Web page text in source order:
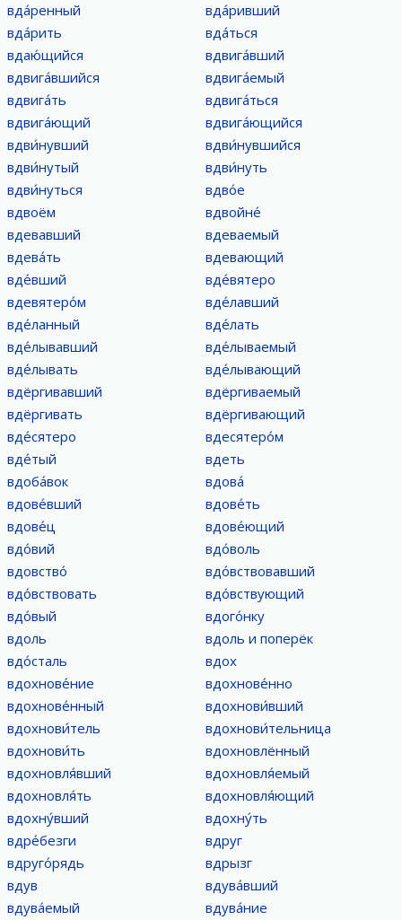
вда́ренный
вда́ривший
вда́рить
вда́ться
вдаю́щийся
вдвига́вший
вдвига́вшийся
вдвига́емый
вдвига́ть
вдвига́ться
вдвига́ющий
вдвига́ющийся
вдви́нувший
вдви́нувшийся
вдви́нутый
вдви́нуть
вдви́нуться
вдво́е
вдвоём
вдвойне́
вдевавший
вдеваемый
вдева́ть
вдевающий
вде́вший
вде́вятеро
вдевятеро́м
вде́лавший
вде́ланный
вде́лать
вде́лывавший
вде́лываемый
вде́лывать
вде́лывающий
вдёргивавший
вдёргиваемый
вдёргивать
вдёргивающий
вде́сятеро
вдесятеро́м
вде́тый
вдеть
вдоба́вок
вдова́
вдове́вший
вдове́ть
вдове́ц
вдове́ющий
вдо́вий
вдо́воль
вдовство́
вдо́вствовавший
вдо́вствовать
вдо́вствующий
вдо́вый
вдого́нку
вдоль
вдоль и поперёк
вдо́сталь
вдох
вдохнове́ние
вдохнове́нно
вдохнове́нный
вдохнови́вший
вдохнови́тель
вдохнови́тельница
вдохнови́ть
вдохновлённый
вдохновля́вший
вдохновля́емый
вдохновля́ть
вдохновля́ющий
вдохну́вший
вдохну́ть
вдре́безги
вдруг
вдруго́рядь
вдрызг
вдув
вдува́вший
вдува́емый
вдува́ние